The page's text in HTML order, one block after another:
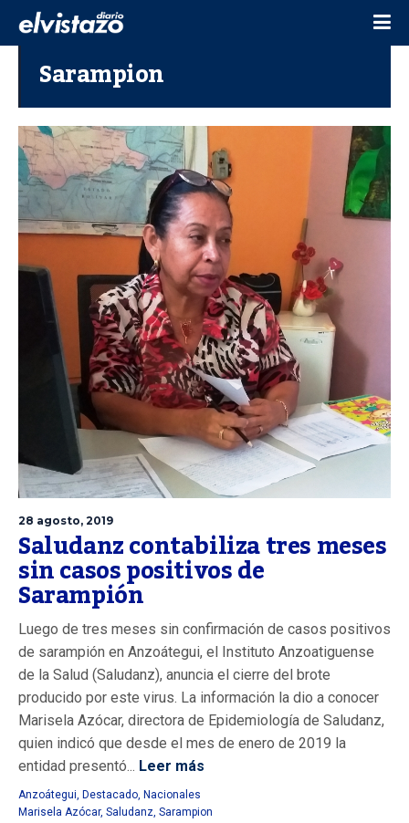
Sarampion
28 agosto, 2019
Saludanz contabiliza tres meses
sin casos positivos de
Sarampión
Luego de tres meses sin confirmación de casos positivos
de sarampión en Anzoátegui, el Instituto Anzoatiguense
de la Salud (Saludanz), anuncia el cierre del brote
producido por este virus. La información la dio a conocer
Marisela Azócar, directora de Epidemiología de Saludanz,
quien indicó que desde el mes de enero de 2019 la
entidad presentó... Leer más
Anzoátegui, Destacado, Nacionales
Marisela Azócar, Saludanz, Sarampion